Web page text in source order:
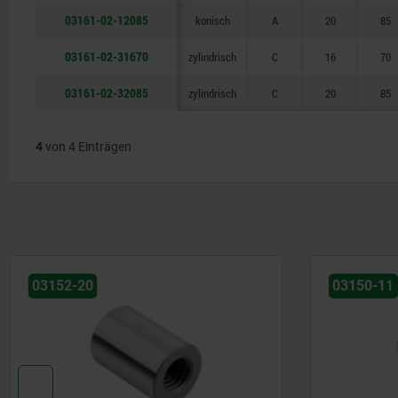
03161-02-12085 konisch A 20 85
03161-02-31670 zylindrisch C 16 70
03161-02-32085 zylindrisch C 20 85
4von 4 Einträgen
03152-20 03150-11